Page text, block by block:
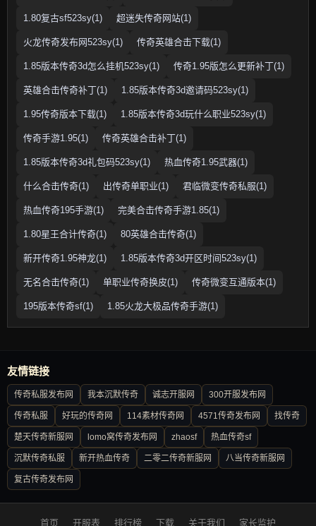
1.80复古sf523sy(1) 超迷失传奇网站(1)
火龙传奇发布网523sy(1) 传奇英雄合击下载(1)
1.85版本传奇3d怎么挂机523sy(1) 传奇1.95版怎么更新补丁(1)
英雄合击传奇补丁(1) 1.85版本传奇3d邀请码523sy(1)
1.95传奇版本下载(1) 1.85版本传奇3d玩什么职业523sy(1)
传奇手游1.95(1) 传奇英雄合击补丁(1)
1.85版本传奇3d礼包码523sy(1) 热血传奇1.95武器(1)
什么合击传奇(1) 出传奇单职业(1) 君临微变传奇私服(1)
热血传奇195手游(1) 完美合击传奇手游1.85(1)
1.80星王合计传奇(1) 80英雄合击传奇(1)
新开传奇1.95神龙(1) 1.85版本传奇3d开区时间523sy(1)
无名合击传奇(1) 单职业传奇换皮(1) 传奇微变互通版本(1)
195版本传奇sf(1) 1.85火龙大极品传奇手游(1)
友情链接
传奇私服发布网 我本沉默传奇 诚志开服网 300开服发布网
传奇私服 好玩的传奇网 114素材传奇网 4571传奇发布网 找传奇
楚天传奇新服网 lomo窝传奇发布网 zhaosf 热血传奇sf
沉默传奇私服 新开热血传奇 二零二传奇新服网 八当传奇新服网
复古传奇发布网
首页 开服表 排行榜 下载 关于我们 家长监护